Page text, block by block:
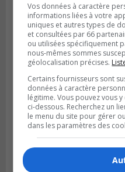
Publié le 6 août 2026 à 05h39
La grenade du
inoffensive
Vos données à caractère
informations liées à votre
uniques et autres types de
et consultées par 66
ou utilisées spécifiquement
nous-mêmes sommes
géolocalisation précises.
Certains fournisseurs sont
données à caractère
légitime. Vous pouvez vous
ci-dessous. Recherchez un
le menu du site pour gérer
dans les paramètres des